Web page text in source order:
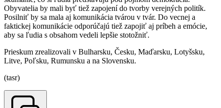
Obyvatelia by mali byť tiež zapojení do tvorby verejných politík.
Posilniť by sa mala aj komunikácia tvárou v tvár. Do vecnej a
faktickej komunikácie odporúčajú tiež zapojiť aj príbeh a emócie,
aby sa ľudia s obsahom vedeli lepšie stotožniť.
Prieskum zrealizovali v Bulharsku, Česku, Maďarsku, Lotyšsku,
Litve, Poľsku, Rumunsku a na Slovensku.
(tasr)